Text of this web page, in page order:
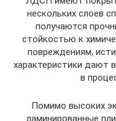
нескольких слоев
получаются
стойкостью к
повреждениям,
характеристики дают
в
Помимо высоких
ламинированные